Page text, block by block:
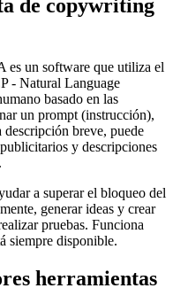
de copywriting
es un software que utiliza el
- Natural Language
basado en las
un prompt (instrucción),
breve, puede
y descripciones
a superar el bloqueo del
generar ideas y crear
pruebas. Funciona
siempre disponible.
herramientas